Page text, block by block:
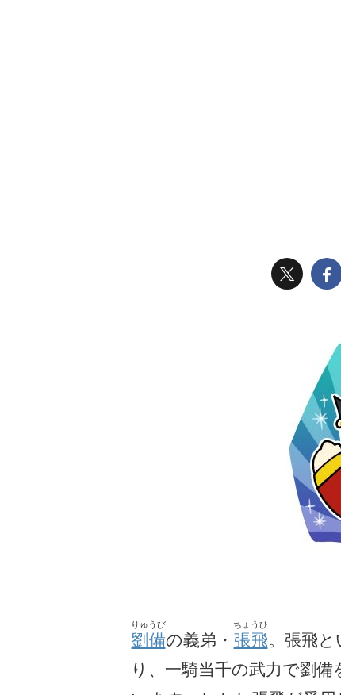
劉備
りゅうび
の義弟・ 張飛
ちょうひ
。張飛と
り、一騎当千の武力で劉